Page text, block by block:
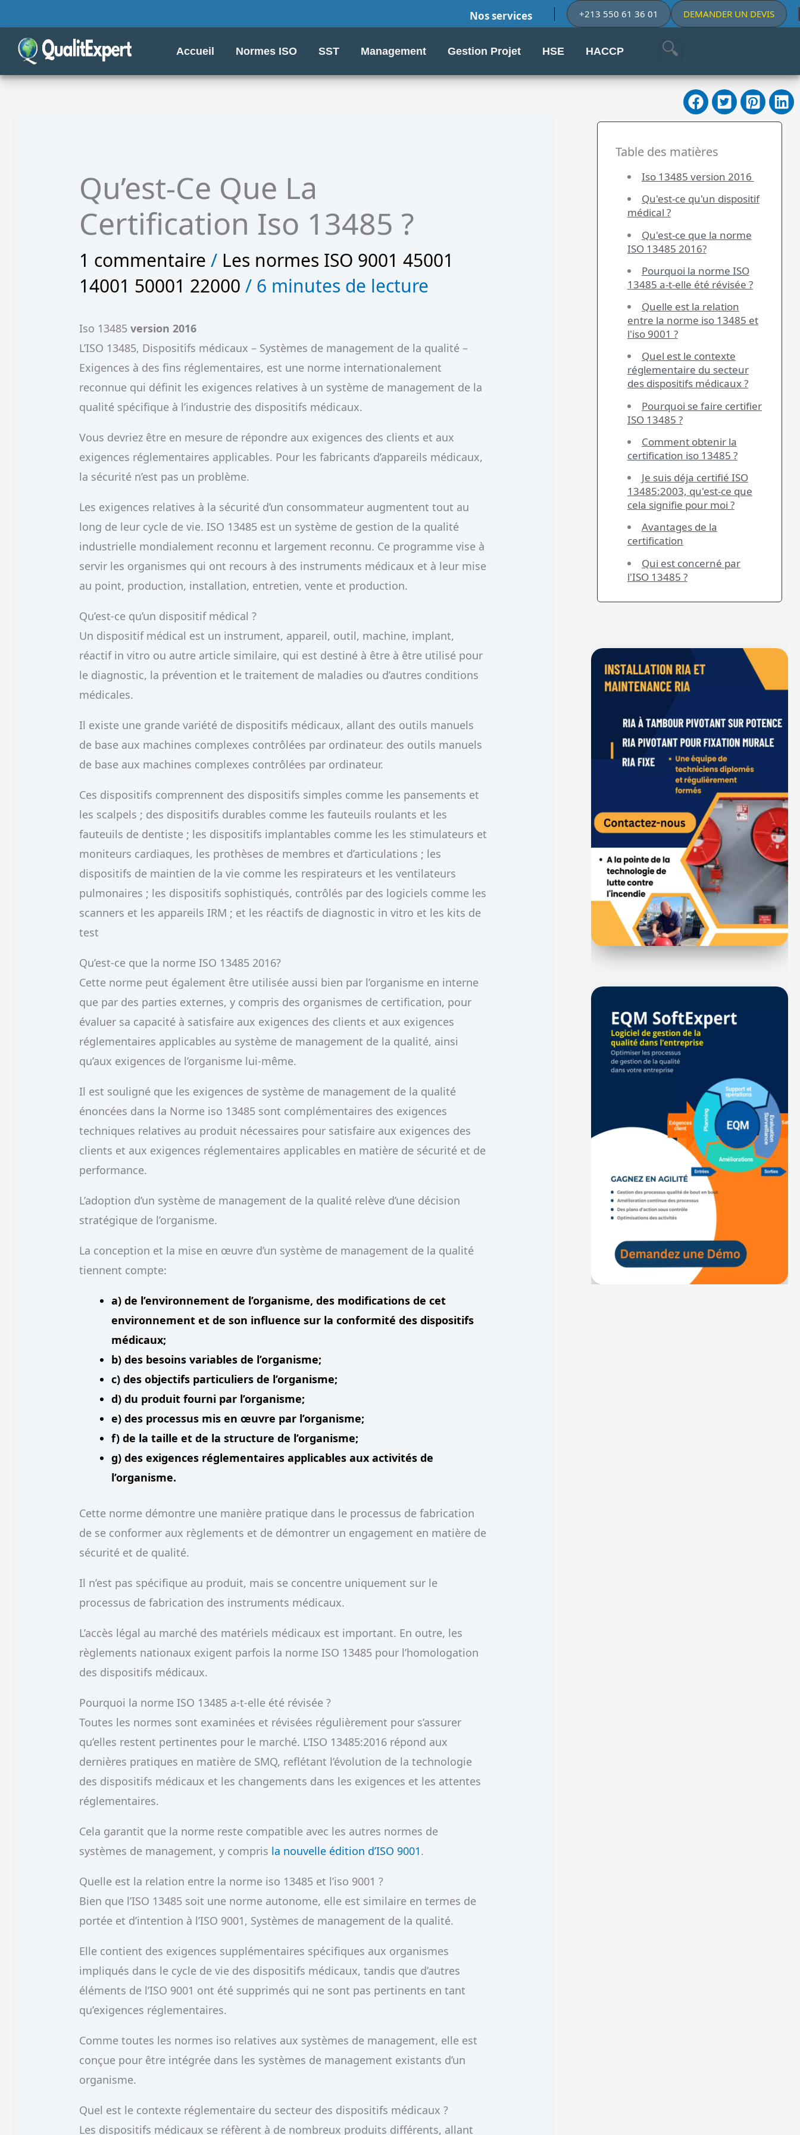
au
contenu
Nos services +213 550 61 36 01 DEMANDER UN DEVIS
Accueil Normes ISO SST Management Gestion Projet HSE HACCP
Qu’est-Ce Que La
Certification Iso 13485 ?
1 commentaire / Les normes ISO 9001 45001
14001 50001 22000 / 6 minutes de lecture
Iso 13485version 2016
L’ISO 13485, Dispositifs médicaux – Systèmes de management de la qualité –
Exigences à des fins réglementaires, est une norme internationalement
reconnue qui définit les exigences relatives à un système de management de la
qualité spécifique à l’industrie des dispositifs médicaux.
Vous devriez être en mesure de répondre aux exigences des clients et aux
exigences réglementaires applicables. Pour les fabricants d’appareils médicaux,
la sécurité n’est pas un problème.
Les exigences relatives à la sécurité d’un consommateur augmentent tout au
long de leur cycle de vie. ISO 13485 est un système de gestion de la qualité
industrielle mondialement reconnu et largement reconnu. Ce programme vise à
servir les organismes qui ont recours à des instruments médicaux et à leur mise
au point, production, installation, entretien, vente et production.
Qu’est-ce qu’un dispositif médical ?
Un dispositif médical est un instrument, appareil, outil, machine, implant,
réactif in vitro ou autre article similaire, qui est destiné à être à être utilisé pour
le diagnostic, la prévention et le traitement de maladies ou d’autres conditions
médicales.
Il existe une grande variété de dispositifs médicaux, allant des outils manuels
de base aux machines complexes contrôlées par ordinateur. des outils manuels
de base aux machines complexes contrôlées par ordinateur.
Ces dispositifs comprennent des dispositifs simples comme les pansements et
les scalpels ; des dispositifs durables comme les fauteuils roulants et les
fauteuils de dentiste ; les dispositifs implantables comme les les stimulateurs et
moniteurs cardiaques, les prothèses de membres et d’articulations ; les
dispositifs de maintien de la vie comme les respirateurs et les ventilateurs
pulmonaires ; les dispositifs sophistiqués, contrôlés par des logiciels comme les
scanners et les appareils IRM ; et les réactifs de diagnostic in vitro et les kits de
test
Qu’est-ce que la norme ISO 13485 2016?
Cette norme peut également être utilisée aussi bien par l’organisme en interne
que par des parties externes, y compris des organismes de certification, pour
évaluer sa capacité à satisfaire aux exigences des clients et aux exigences
réglementaires applicables au système de management de la qualité, ainsi
qu’aux exigences de l’organisme lui-même.
Il est souligné que les exigences de système de management de la qualité
énoncées dans la Norme iso 13485 sont complémentaires des exigences
techniques relatives au produit nécessaires pour satisfaire aux exigences des
clients et aux exigences réglementaires applicables en matière de sécurité et de
performance.
L’adoption d’un système de management de la qualité relève d’une décision
stratégique de l’organisme.
La conception et la mise en œuvre d’un système de management de la qualité
tiennent compte:
a) de l’environnement de l’organisme, des modifications de cet
environnement et de son influence sur la conformité des dispositifs
médicaux;
b) des besoins variables de l’organisme;
c) des objectifs particuliers de l’organisme;
d) du produit fourni par l’organisme;
e) des processus mis en œuvre par l’organisme;
f) de la taille et de la structure de l’organisme;
g) des exigences réglementaires applicables aux activités de
l’organisme.
Cette norme démontre une manière pratique dans le processus de fabrication
de se conformer aux règlements et de démontrer un engagement en matière de
sécurité et de qualité.
Il n’est pas spécifique au produit, mais se concentre uniquement sur le
processus de fabrication des instruments médicaux.
L’accès légal au marché des matériels médicaux est important. En outre, les
règlements nationaux exigent parfois la norme ISO 13485 pour l’homologation
des dispositifs médicaux.
Pourquoi la norme ISO 13485 a-t-elle été révisée ?
Toutes les normes sont examinées et révisées régulièrement pour s’assurer
qu’elles restent pertinentes pour le marché. L’ISO 13485:2016 répond aux
dernières pratiques en matière de SMQ, reflétant l’évolution de la technologie
des dispositifs médicaux et les changements dans les exigences et les attentes
réglementaires.
Cela garantit que la norme reste compatible avec les autres normes de
systèmes de management, y compris la nouvelle édition d’ISO 9001.
Quelle est la relation entre la norme iso 13485 et l’iso 9001 ?
Bien que l’ISO 13485 soit une norme autonome, elle est similaire en termes de
portée et d’intention à l’ISO 9001, Systèmes de management de la qualité.
Elle contient des exigences supplémentaires spécifiques aux organismes
impliqués dans le cycle de vie des dispositifs médicaux, tandis que d’autres
éléments de l’ISO 9001 ont été supprimés qui ne sont pas pertinents en tant
qu’exigences réglementaires.
Comme toutes les normes iso relatives aux systèmes de management, elle est
conçue pour être intégrée dans les systèmes de management existants d’un
organisme.
Quel est le contexte réglementaire du secteur des dispositifs médicaux ?
Les dispositifs médicaux se réfèrent à de nombreux produits différents, allant
Table des matières
Iso 13485 version 2016
Qu'est-ce qu'un dispositif
médical ?
Qu'est-ce que la norme
ISO 13485 2016?
Pourquoi la norme ISO
13485 a-t-elle été révisée ?
Quelle est la relation
entre la norme iso 13485 et
l'iso 9001 ?
Quel est le contexte
réglementaire du secteur
des dispositifs médicaux ?
Pourquoi se faire certifier
ISO 13485 ?
Comment obtenir la
certification iso 13485 ?
Je suis déja certifié ISO
13485:2003, qu'est-ce que
cela signifie pour moi ?
Avantages de la
certification
Qui est concerné par
l'ISO 13485 ?